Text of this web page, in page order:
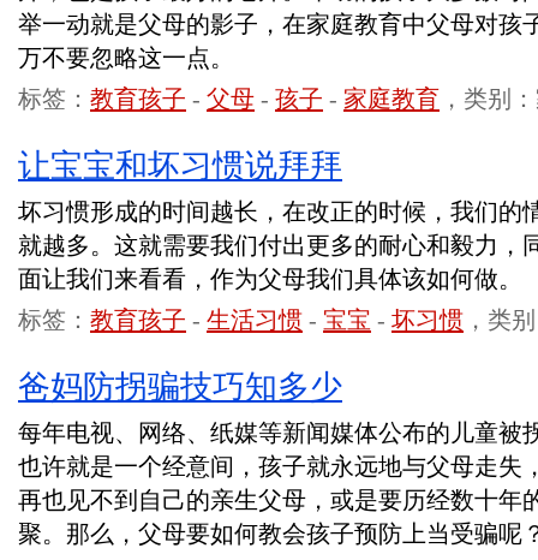
举一动就是父母的影子，在家庭教育中父母对孩
万不要忽略这一点。
标签： 教育孩子 - 父母 - 孩子 - 家庭教育 ，类别
让宝宝和坏习惯说拜拜
坏习惯形成的时间越长，在改正的时候，我们的
就越多。这就需要我们付出更多的耐心和毅力，
面让我们来看看，作为父母我们具体该如何做。
标签： 教育孩子 - 生活习惯 - 宝宝 - 坏习惯 ，类
爸妈防拐骗技巧知多少
每年电视、网络、纸媒等新闻媒体公布的儿童被
也许就是一个经意间，孩子就永远地与父母走失
再也见不到自己的亲生父母，或是要历经数十年
聚。那么，父母要如何教会孩子预防上当受骗呢